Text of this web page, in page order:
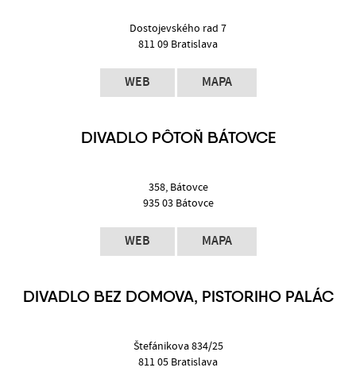
Dostojevského rad 7
811 09 Bratislava
WEB MAPA
DIVADLO PÔTOŇ BÁTOVCE
358, Bátovce
935 03 Bátovce
WEB MAPA
DIVADLO BEZ DOMOVA, PISTORIHO PALÁC
Štefánikova 834/25
811 05 Bratislava